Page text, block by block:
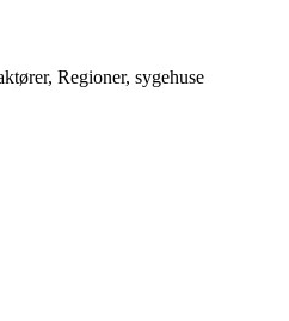
Regioner, sygehuse